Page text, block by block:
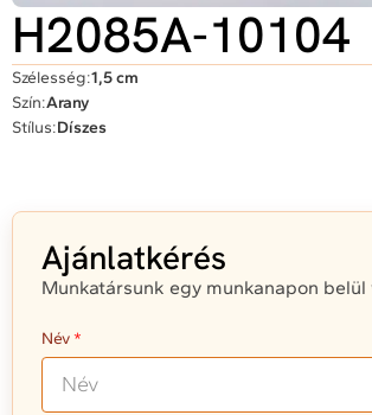
H2085A-10104
Szélesség:1,5 cm
Szín:Arany
Stílus:Díszes
Ajánlatkérés
Munkatársunk egy munkanapon belül
Név